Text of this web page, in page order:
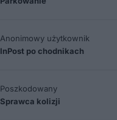
Anonimowy użytkownik
InPost po chodnikach
Poszkodowany
Sprawca kolizji